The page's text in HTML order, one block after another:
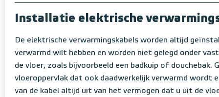
Installatie elektrische
De elektrische verwarmingskabels worden altijd
verwarmd wilt hebben en worden niet gelegd onder
de vloer, zoals bijvoorbeeld een badkuip of
vloeroppervlak dat ook daadwerkelijk verwarmd wordt
van de kabel altijd uit van het vermogen dat u uit de